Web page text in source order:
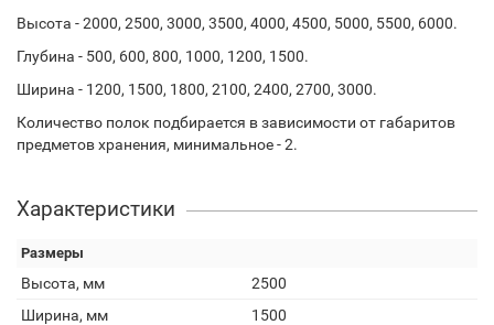
Высота - 2000, 2500, 3000, 3500, 4000, 4500, 5000, 5500, 6000.
Глубина - 500, 600, 800, 1000, 1200, 1500.
Ширина - 1200, 1500, 1800, 2100, 2400, 2700, 3000.
Количество полок подбирается в зависимости от габаритов
предметов хранения, минимальное - 2.
Характеристики
Размеры
Высота, мм
2500
Ширина, мм
1500